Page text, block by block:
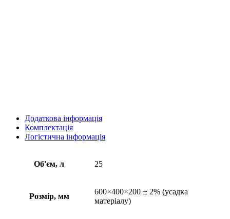
Додаткова інформація
Комплектація
Логістична інформація
Об'єм, л 25
Розмір, мм
600×400×200 ± 2% (усадка
матеріалу)